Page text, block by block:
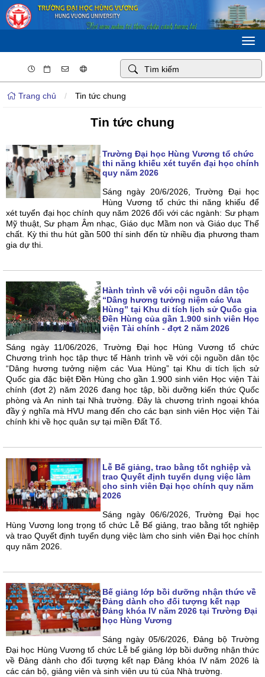
Trang chủ / Tin tức chung
Tin tức chung
Trường Đại học Hùng Vương tổ chức
thi năng khiếu xét tuyển đại học chính
quy năm 2026
Sáng ngày 20/6/2026, Trường Đại học
Hùng Vương tổ chức thi năng khiếu để
xét tuyển đại học chính quy năm 2026 đối với các ngành: Sư phạm
Mỹ thuật, Sư phạm Âm nhạc, Giáo dục Mầm non và Giáo dục Thể
chất. Kỳ thi thu hút gần 500 thí sinh đến từ nhiều địa phương tham
gia dự thi.
Hành trình về với cội nguồn dân tộc
“Dâng hương tưởng niệm các Vua
Hùng” tại Khu di tích lịch sử Quốc gia
Đền Hùng của gần 1.900 sinh viên Học
viện Tài chính - đợt 2 năm 2026
Sáng ngày 11/06/2026, Trường Đại học Hùng Vương tổ chức
Chương trình học tập thực tế Hành trình về với cội nguồn dân tộc
“Dâng hương tưởng niệm các Vua Hùng” tại Khu di tích lịch sử
Quốc gia đặc biệt Đền Hùng cho gần 1.900 sinh viên Học viện Tài
chính (đợt 2) năm 2026 đang học tập, bồi dưỡng kiến thức Quốc
phòng và An ninh tại Nhà trường. Đây là chương trình ngoại khóa
đầy ý nghĩa mà HVU mang đến cho các bạn sinh viên Học viện Tài
chính khi về học quân sự tại miền Đất Tổ.
Lễ Bế giảng, trao bằng tốt nghiệp và
trao Quyết định tuyển dụng việc làm
cho sinh viên Đại học chính quy năm
2026
Sáng ngày 06/6/2026, Trường Đại học
Hùng Vương long trọng tổ chức Lễ Bế giảng, trao bằng tốt nghiệp
và trao Quyết định tuyển dụng việc làm cho sinh viên Đại học chính
quy năm 2026.
Bế giảng lớp bồi dưỡng nhận thức về
Đảng dành cho đối tượng kết nạp
Đảng khóa IV năm 2026 tại Trường Đại
học Hùng Vương
Sáng ngày 05/6/2026, Đảng bộ Trường
Đại học Hùng Vương tổ chức Lễ bế giảng lớp bồi dưỡng nhận thức
về Đảng dành cho đối tượng kết nạp Đảng khóa IV năm 2026 là
các cán bộ, giảng viên và sinh viên ưu tú của Nhà trường.